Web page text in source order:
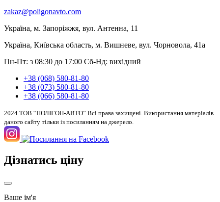
zakaz@poligonavto.com
Україна, м. Запоріжжя, вул. Антенна, 11
Україна, Київська область, м. Вишневе, вул. Чорновола, 41а
Пн-Пт: з 08:30 до 17:00 Сб-Нд: вихідний
+38 (068) 580-81-80
+38 (073) 580-81-80
+38 (066) 580-81-80
2024 ТОВ “ПОЛІГОН-АВТО” Всі права захищені. Використання матеріалів
даного сайту тільки із посиланням на джерело.
Дізнатись ціну
Ваше ім'я